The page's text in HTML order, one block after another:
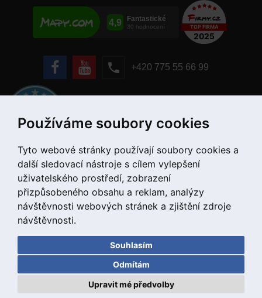
Používáme soubory cookies
Tyto webové stránky používají soubory cookies a
další sledovací nástroje s cílem vylepšení
uživatelského prostředí, zobrazení
přizpůsobeného obsahu a reklam, analýzy
návštěvnosti webových stránek a zjištění zdroje
návštěvnosti.
Souhlasím
Odmítám
Upravit mé předvolby
+420 775 55 66 99
Copyright © 2020 DD PNEU s.r.o. Všechna práva vyhrazena.
Designed by